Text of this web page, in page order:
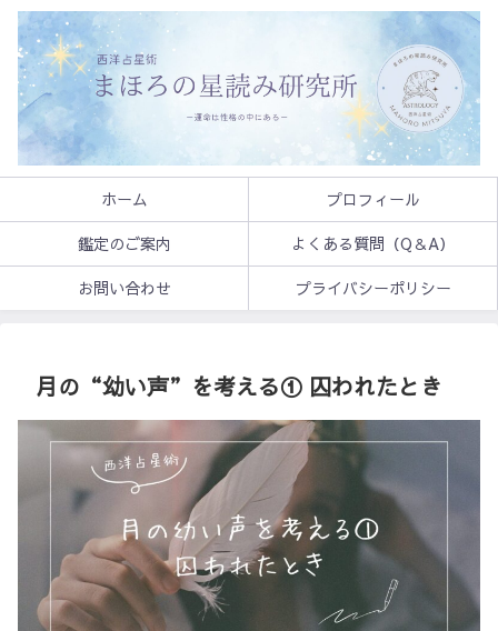
ホーム
プロフィール
鑑定のご案内
よくある質問（Q＆A）
お問い合わせ
プライバシーポリシー
月の“幼い声”を考える① 囚われたとき